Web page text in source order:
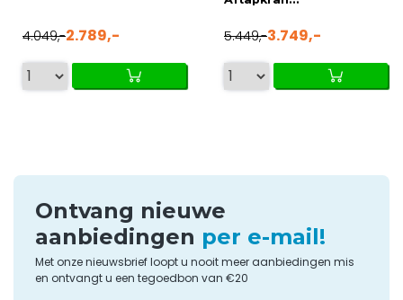
4.049,-2.789,- 5.449,-3.749,-
Ontvang nieuwe
aanbiedingen per e-mail!
Met onze nieuwsbrief loopt u nooit meer aanbiedingen mis
en ontvangt u een tegoedbon van €20